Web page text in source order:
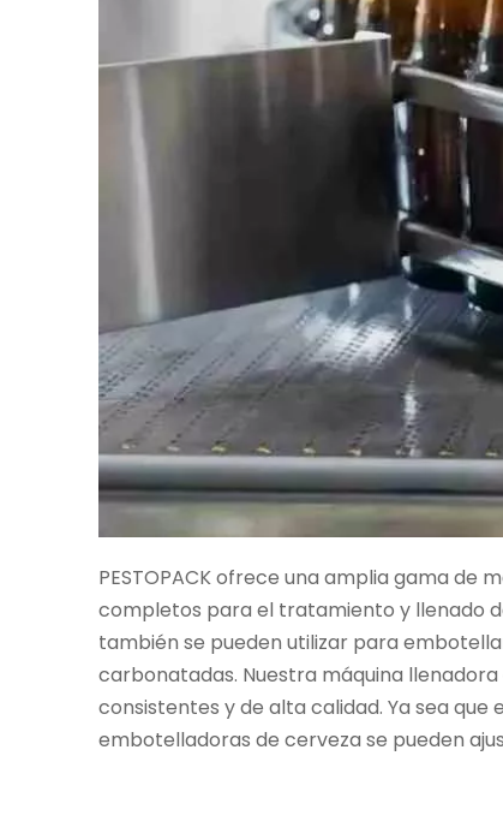
PESTOPACK ofrece una amplia gama de
completos para el tratamiento y llenado
también se pueden utilizar para
carbonatadas. Nuestra máquina
consistentes y de alta calidad. Ya sea
embotelladoras de cerveza se pueden